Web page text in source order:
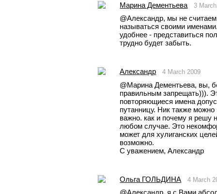
Марина Дементьева 3
@Александр, мы не
называться своими
удобнее - представиться
трудно будет забыть.
Александр 4 March 2009
@Марина Дементьева, вы,
правильным запрещать))).
повторяющиеся имена
путанницу. Ник также
важно. как и почему я решу
любом случае. Это
может для хулиганских
возможно.
С уважением, Александр
Oльга ГОЛЬДИНА 4 March